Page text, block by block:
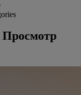
Просмотр